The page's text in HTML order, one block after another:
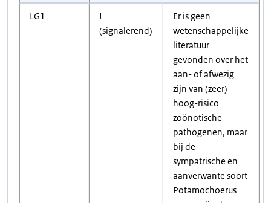
LG1
!
(signalerend)
Er is geen
wetenschappelijke
literatuur
gevonden over het
aan- of afwezig
zijn van (zeer)
hoog-risico
zoönotische
pathogenen, maar
bij de
sympatrische en
aanverwante soort
Potamochoerus